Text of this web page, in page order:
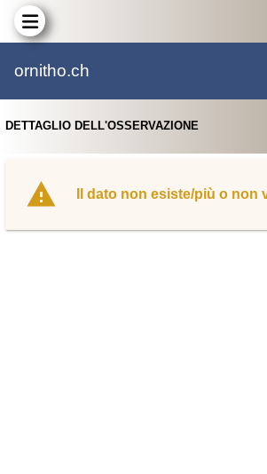
ornitho.ch
DETTAGLIO DELL'OSSERVAZIONE
Il dato non esiste/più o non